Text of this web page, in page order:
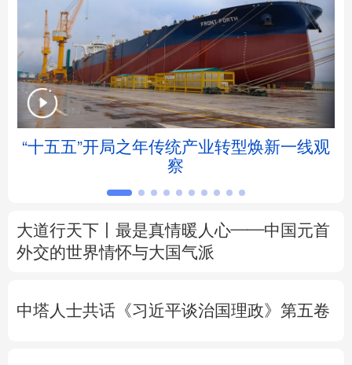
地方频道
北京 天津 河北 山西
辽宁 吉林 上海 江苏
浙江 安徽 福建 江西
四川 贵州 云南
“十五五”开局之年传统产业转型焕新一线观
察
大道行天下丨最是真情暖人心——中国元首
外交的世界情怀与大国气派
中塔人士共话《习近平谈治国理政》第五卷